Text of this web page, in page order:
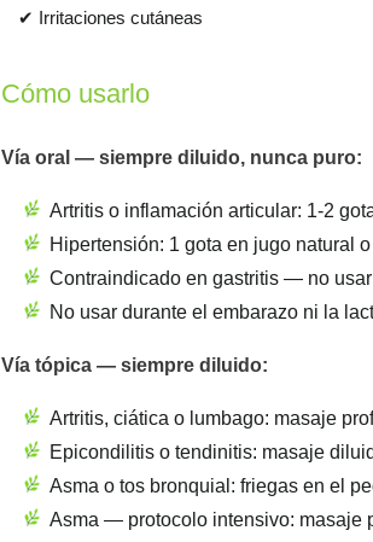
✔ Irritaciones cutáneas
Cómo usarlo
Vía oral — siempre diluido, nunca puro:
Artritis o inflamación articular: 1-2
Hipertensión: 1 gota en jugo natural
Contraindicado en gastritis — no
No usar durante el embarazo ni la
Vía tópica — siempre diluido:
Artritis, ciática o lumbago: masaje
Epicondilitis o tendinitis: masaje
Asma o tos bronquial: friegas en el
Asma — protocolo intensivo: masaje